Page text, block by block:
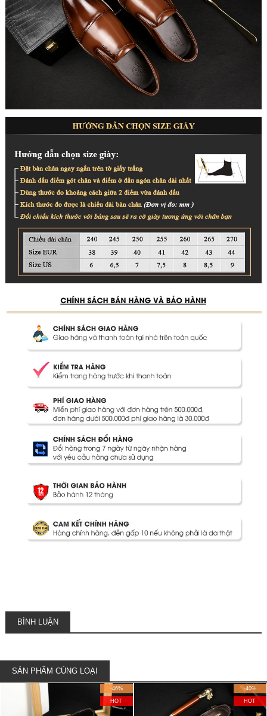
BÌNH LUẬN
SẢN PHẨM CÙNG LOẠI
-46%
HOT
-40%
HOT